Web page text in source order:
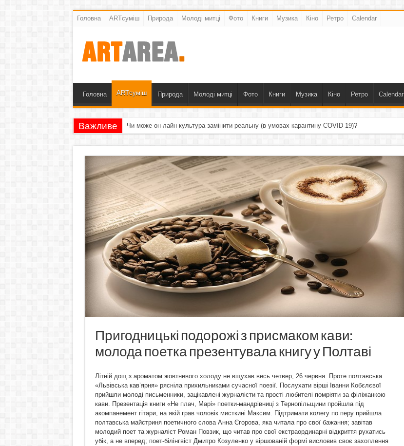
Головна ARTсуміш Природа Молоді митці Фото Книги Музика Кіно Ретро Calendar
Головна ARTсуміш Природа Молоді митці Фото Книги Музика Кіно Ретро Calendar
Важливе Чи може он-лайн культура замінити реальну (в умовах карантину COVID-19)?
Пригодницькі подорожі з присмаком кави:
молода поетка презентувала книгу у Полтаві
Літній дощ з ароматом жовтневого холоду не вщухав весь четвер, 26 червня. Проте полтавська
«Львівська кав’ярня» рясніла прихильниками сучасної поезії. Послухати вірші Іванни Кобєлєвої
прийшли молоді письменники, зацікавлені журналісти та прості любителі помріяти за філіжанкою
кави. Презентація книги «Не плач, Марі» поетки-мандрівниці з Тернопільщини пройшла під
акомпанемент гітари, на якій грав чоловік мисткині Максим. Підтримати колегу по перу прийшла
полтавська майстриня поетичного слова Анна Єгорова, яка читала про свої бажання; завітав
молодий поет та журналіст Роман Повзик, що читав про свої екстраординарні відкриття рухатись
убік, а не вперед; поет-білінгвіст Дмитро Козуленко у віршованій формі висловив своє захоплення